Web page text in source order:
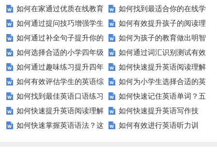
出！
图片内容？
排序题？[疑问式标题]
如何在家通过优质在线教育
资源提升自我？
如何找到最适合你的在线学
习平台？这里有你需要知道的一
切！
如何通过提问技巧增强学生
的课堂互动？
如何有效提升孩子的阅读理
解能力？这里有秘诀！
如何通过补全句子提升你的
写作技巧？
如何为孩子的教育做出明智
的选择？——一份全面指南
如何选择合适的小学四年级
英语听力练习？
如何通过词汇识别测试有效
提升英语词汇量？
如何通过趣味练习提升四年
级学生的英语句子结构？
如何快速提升英语阅读理解
能力？这些技巧助你一臂之力！
如何有效评估学生的英语综
合能力？这些测评方法要知道！
如何为小学生选择合适的英
语听力测试工具？
如何找到最佳英语口语练习
方法？这些建议让你事半功倍！
如何快速记住英语单词？五
种实用记忆法帮你解决难题
如何快速提升英语阅读理解
能力？这些技巧你必须知道！
如何快速提升英语写作技
能？这5个技巧你必须知道！
如何快速掌握英语语法？这
如何有效进行英语听力训